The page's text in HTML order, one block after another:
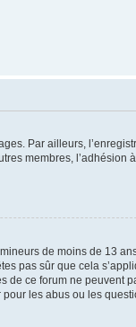
Par ailleurs,
membres, l’adhésion
de moins de 13
pas sûr que cela
de ce forum ne peuvent
les abus ou les